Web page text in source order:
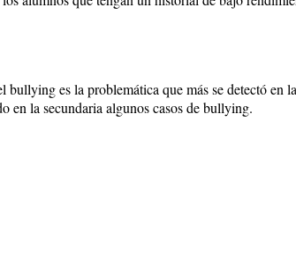
bullying es la problemática que más se detectó en
en la secundaria algunos casos de bullying.